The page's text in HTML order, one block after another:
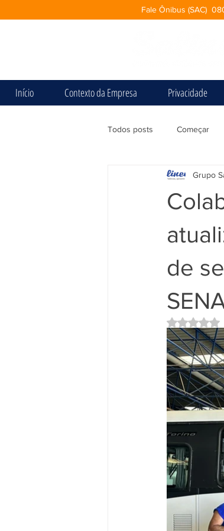
Fale Ônibus (SAC)
Início Contexto da Empresa Privacidade
Todos posts Começar
de
Grupo